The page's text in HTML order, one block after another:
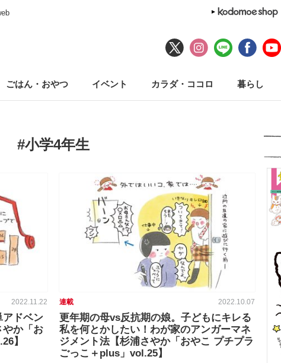
ごはん・おやつ イベント カラダ・ココロ 暮らし
#小学4年生
2022.11.22
アドベン
やか「お
】
連載 2022.10.07
更年期の母vs反抗期の娘。子どもにキレる
私を何とかしたい！わが家のアンガーマネ
ジメント法【杉浦さやか「おやこ プチプラ
ごっこ＋plus」vol.25】